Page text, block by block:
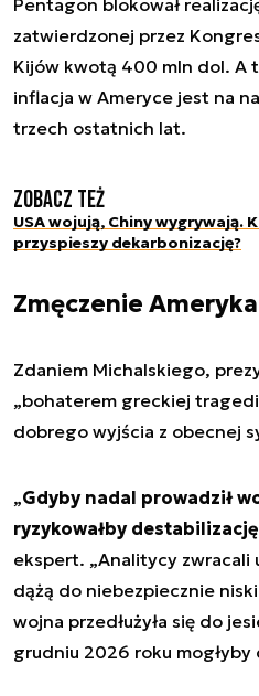
zatwierdzonej przez
Kijów kwotą 400 mln dol. A
inflacja w Ameryce jest na
trzech ostatnich lat.
Zobacz też
USA wojują, Chiny wygrywają.
przyspieszy dekarbonizację?
Zmęczenie
Zdaniem Michalskiego,
„bohaterem greckiej
dobrego wyjścia z obecnej
„Gdyby nadal prowadził
ryzykowałby
ekspert. „Analitycy zwracali
dążą do niebezpiecznie
wojna przedłużyła się do
grudniu 2026 roku